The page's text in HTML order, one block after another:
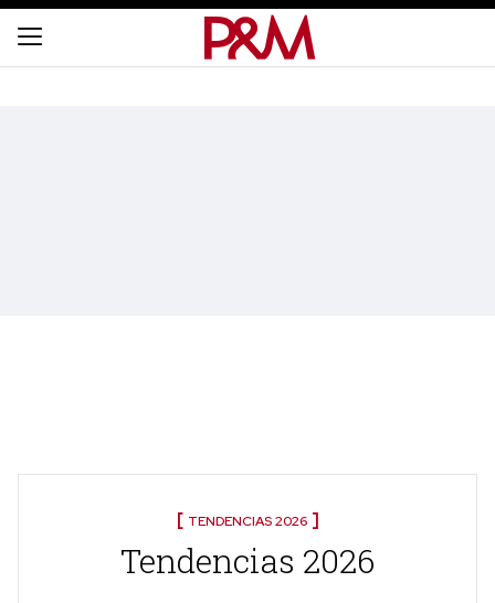
TENDENCIAS 2026
Tendencias 2026